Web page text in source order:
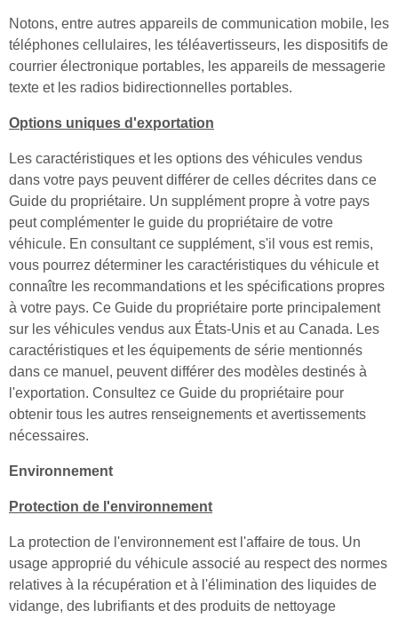
Notons, entre autres appareils de communication mobile, les
téléphones cellulaires, les téléavertisseurs, les dispositifs de
courrier électronique portables, les appareils de messagerie
texte et les radios bidirectionnelles portables.
Options uniques d'exportation
Les caractéristiques et les options des véhicules vendus
dans votre pays peuvent différer de celles décrites dans ce
Guide du propriétaire. Un supplément propre à votre pays
peut complémenter le guide du propriétaire de votre
véhicule. En consultant ce supplément, s'il vous est remis,
vous pourrez déterminer les caractéristiques du véhicule et
connaître les recommandations et les spécifications propres
à votre pays. Ce Guide du propriétaire porte principalement
sur les véhicules vendus aux États-Unis et au Canada. Les
caractéristiques et les équipements de série mentionnés
dans ce manuel, peuvent différer des modèles destinés à
l'exportation. Consultez ce Guide du propriétaire pour
obtenir tous les autres renseignements et avertissements
nécessaires.
Environnement
Protection de l'environnement
La protection de l'environnement est l'affaire de tous. Un
usage approprié du véhicule associé au respect des normes
relatives à la récupération et à l'élimination des liquides de
vidange, des lubrifiants et des produits de nettoyage